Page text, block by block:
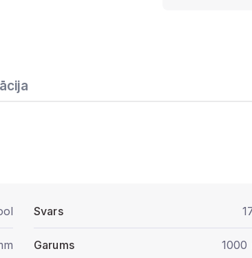
Svars
Garums 1000